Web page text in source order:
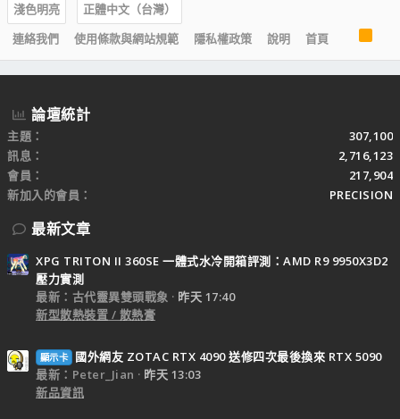
淺色明亮
正體中文（台灣）
連絡我們
使用條款與網站規範 隱私權政策 說明 首頁
S
論壇統計
主題
307,100
訊息
2,716,123
會員
217,904
新加入的會員
PRECISION
最新文章
XPG TRITON II 360SE 一體式水冷開箱評測：AMD R9 9950X3D2
壓力實測
最新：古代靈異雙頭戰象
昨天 17:40
新型散熱裝置 / 散熱膏
顯示卡
國外網友 ZOTAC RTX 4090 送修四次最後換來 RTX 5090
最新：Peter_Jian
昨天 13:03
新品資訊